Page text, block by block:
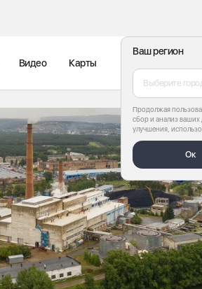
Ваш регион
Выберите
Продолжая
сбор и анализ
улучшения,
Ок
Видео Карты